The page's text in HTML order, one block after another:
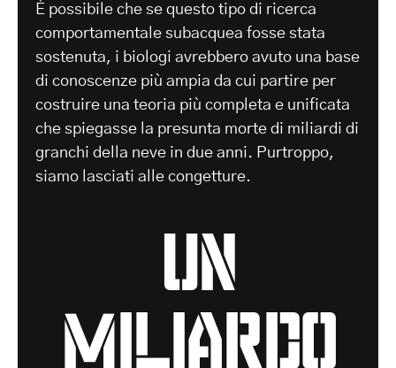
È possibile che se questo tipo di ricerca
comportamentale subacquea fosse stata
sostenuta, i biologi avrebbero avuto una base
di conoscenze più ampia da cui partire per
costruire una teoria più completa e unificata
che spiegasse la presunta morte di miliardi di
granchi della neve in due anni. Purtroppo,
siamo lasciati alle congetture.
un
miliardo